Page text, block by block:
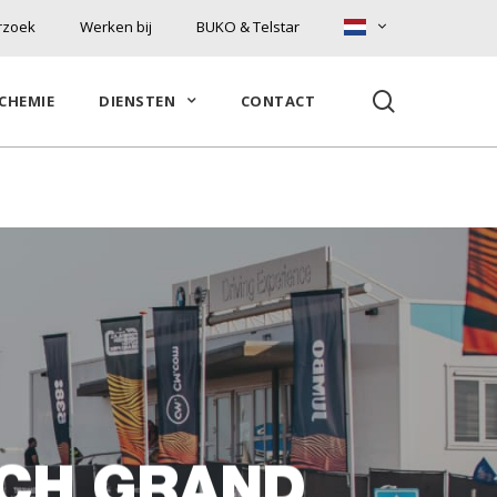
Werken bij BUKO & Telstar
DIENSTEN CONTACT